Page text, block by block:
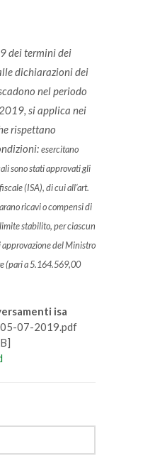
dei termini dei
dichiarazioni dei
nel periodo
si applica nei
rispettano
esercitano
sono stati approvati gli
(ISA), di cui all’art.
ricavi o compensi di
stabilito, per ciascun
del Ministro
(pari a 5.164.569,00
isa
07-2019.pdf